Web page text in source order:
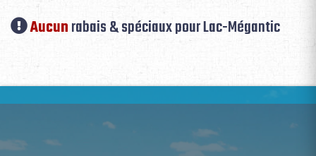
Aucunrabais & spéciaux pour Lac-Mégantic